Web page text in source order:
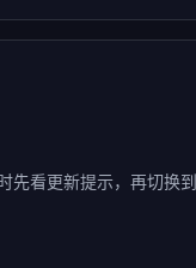
先看更新提示，再切换